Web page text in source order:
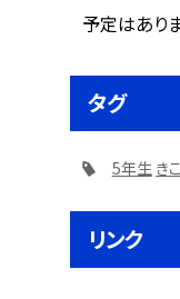
予定はあり
タグ
5年生 き
リンク